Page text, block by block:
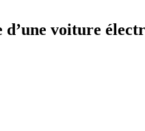
d’une voiture